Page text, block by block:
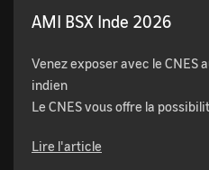
AMI BSX Inde 2026
Venez exposer avec le CNES
indien
Le CNES vous offre la
Lire l'article